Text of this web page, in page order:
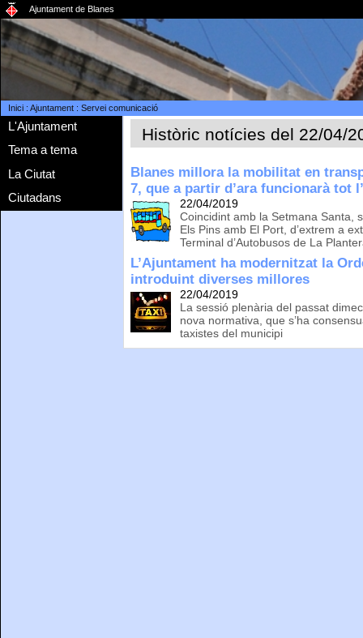
Ajuntament de Blanes
Inici: Ajuntament: Servei comunicació
L'Ajuntament
Tema a tema
La Ciutat
Ciutadans
Històric notícies del 22/04/
Blanes millora la mobilitat en
7, que a partir d’ara funcionarà tot
22/04/2019
Coincidint amb la Setmana Santa,
Els Pins amb El Port, d’extrem a
Terminal d’Autobusos de La
L’Ajuntament ha modernitzat la
introduint diverses millores
22/04/2019
La sessió plenària del passat
nova normativa, que s’ha
taxistes del municipi